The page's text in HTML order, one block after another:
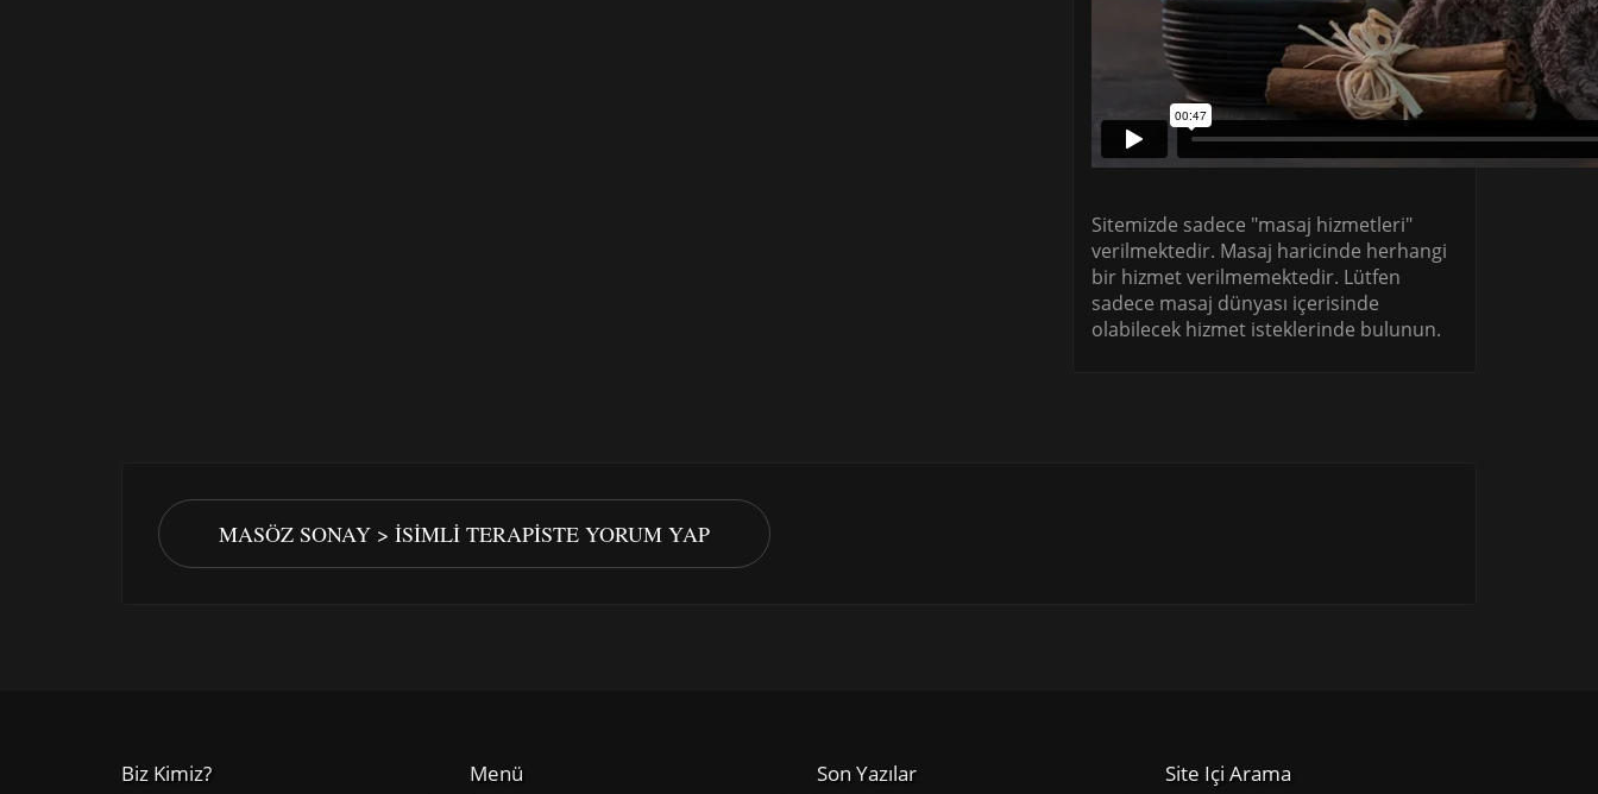
Sitemizde sadece "masaj hizmetleri"
verilmektedir. Masaj haricinde herhangi
bir hizmet verilmemektedir. Lütfen
sadece masaj dünyası içerisinde
olabilecek hizmet isteklerinde bulunun.
MASÖZ SONAY > İSIMLI TERAPISTE YORUM YAP
Biz Kimiz? Menü Son Yazılar Site Içi Arama